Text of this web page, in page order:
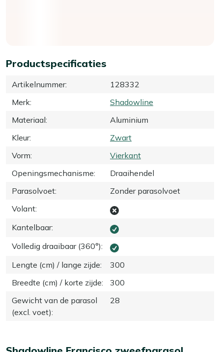
Productspecificaties
Artikelnummer:
128332
Merk:
Shadowline
Materiaal:
Aluminium
Kleur:
Zwart
Vorm:
Vierkant
Openingsmechanisme:
Draaihendel
Parasolvoet:
Zonder parasolvoet
Volant:
Kantelbaar:
Volledig draaibaar (360°):
Lengte (cm) / lange zijde:
300
Breedte (cm) / korte zijde:
300
Gewicht van de parasol
(excl. voet):
28